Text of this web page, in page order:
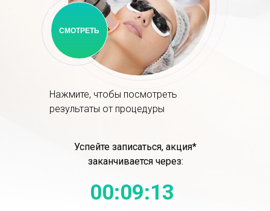
00:09:13
Успейте записаться, акция*
заканчивается через:
Нажмите, чтобы посмотреть
результаты от процедуры
СМОТРЕТЬ